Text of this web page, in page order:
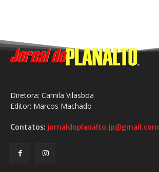
Diretora: Camila Vilasboa
Editor: Marcos Machado
Contatos: jornaldoplanalto.jp@gmail.com